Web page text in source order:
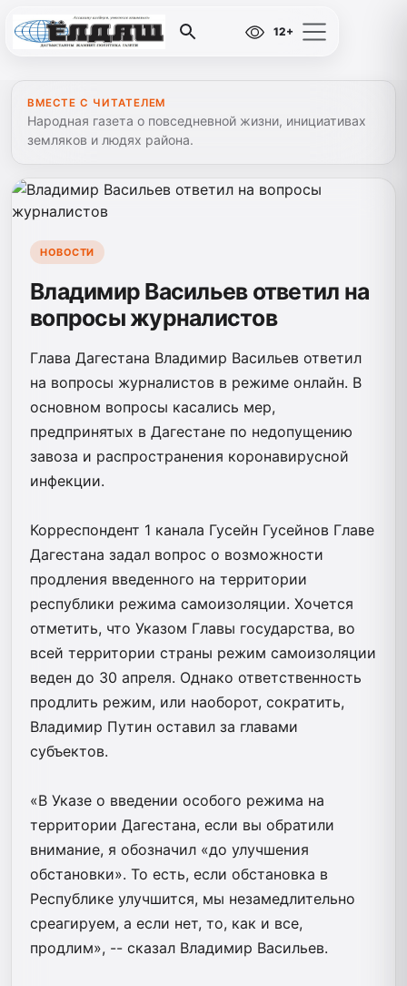
12+
ВМЕСТЕ С ЧИТАТЕЛЕМ
Народная газета о повседневной жизни, инициативах
земляков и людях района.
НОВОСТИ
Владимир Васильев ответил на
вопросы журналистов
Глава Дагестана Владимир Васильев ответил
на вопросы журналистов в режиме онлайн. В
основном вопросы касались мер,
предпринятых в Дагестане по недопущению
завоза и распространения коронавирусной
инфекции.
Корреспондент 1 канала Гусейн Гусейнов Главе
Дагестана задал вопрос о возможности
продления введенного на территории
республики режима самоизоляции. Хочется
отметить, что Указом Главы государства, во
всей территории страны режим самоизоляции
веден до 30 апреля. Однако ответственность
продлить режим, или наоборот, сократить,
Владимир Путин оставил за главами
субъектов.
«В Указе о введении особого режима на
территории Дагестана, если вы обратили
внимание, я обозначил «до улучшения
обстановки». То есть, если обстановка в
Республике улучшится, мы незамедлительно
среагируем, а если нет, то, как и все,
продлим», -- сказал Владимир Васильев.